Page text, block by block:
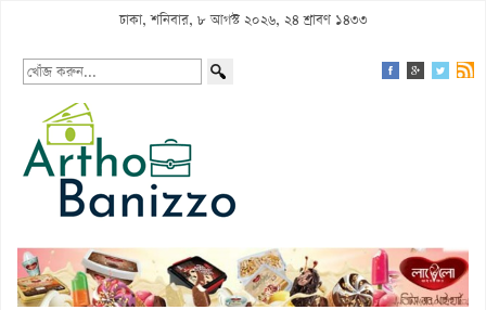
ঢাকা, শনিবার, ৮ আগস্ট ২০২৬, ২৪ শ্রাবণ ১৪৩৩